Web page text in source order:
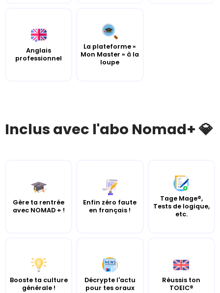
Anglais
professionnel
La plateforme «
Mon Master » à la
loupe
Inclus avec l'abo Nomad+ 💎
Gère ta rentrée
avec NOMAD + !
Enfin zéro faute
en français !
Tage Mage®,
Tests de logique,
etc.
Booste ta culture
générale !
Décrypte l'actu
pour tes oraux
Réussis ton
TOEIC®